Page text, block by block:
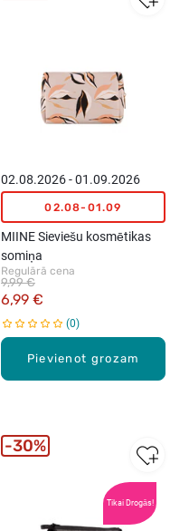
Pievienot grozam
02.08.2026 - 01.09.2026
02.08-01.09
MIINE Sieviešu kosmētikas
somiņa
Regulārā cena
6,99 €
9,99 €
0
Tikai Drogās!
30%